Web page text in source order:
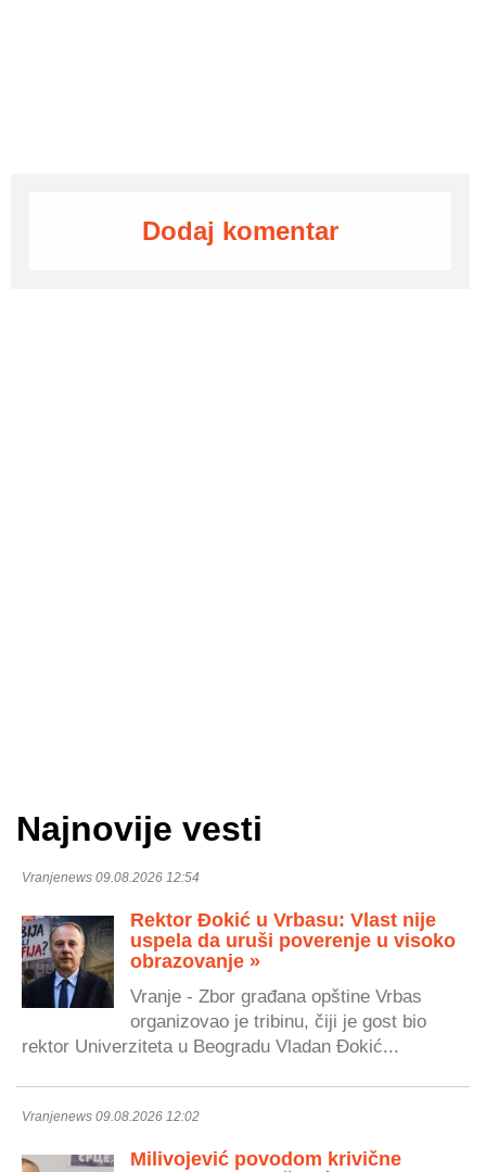
Dodaj komentar
Najnovije vesti
Vranjenews 09.08.2026 12:54
Rektor Đokić u Vrbasu: Vlast nije
uspela da uruši poverenje u visoko
obrazovanje »
Vranje - Zbor građana opštine Vrbas
organizovao je tribinu, čiji je gost bio
rektor Univerziteta u Beogradu Vladan Đokić...
Vranjenews 09.08.2026 12:02
Milivojević povodom krivične